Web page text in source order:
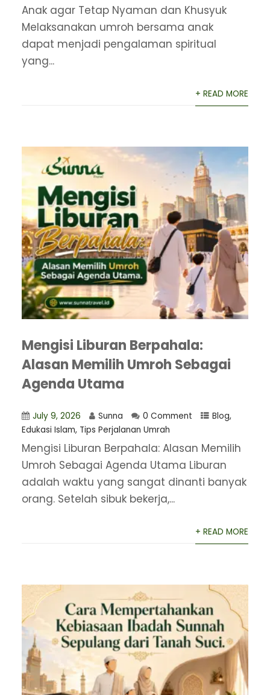
Anak agar Tetap Nyaman dan Khusyuk
Melaksanakan umroh bersama anak
dapat menjadi pengalaman spiritual
yang...
+ READ MORE
Mengisi Liburan Berpahala:
Alasan Memilih Umroh Sebagai
Agenda Utama
July 9, 2026 Sunna 0 Comment Blog,
Edukasi Islam, Tips Perjalanan Umrah
Mengisi Liburan Berpahala: Alasan Memilih
Umroh Sebagai Agenda Utama Liburan
adalah waktu yang sangat dinanti banyak
orang. Setelah sibuk bekerja,...
+ READ MORE